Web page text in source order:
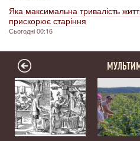
Яка максимальна тривалість
прискорює старіння
Сьогодні 00:16